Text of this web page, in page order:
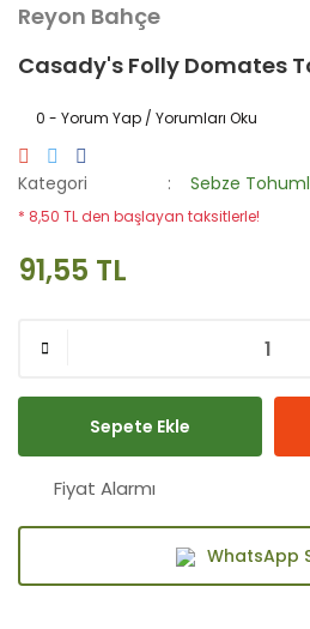
Reyon Bahçe
Casady's Folly Domates
0 - Yorum Yap / Yorumları Oku
Kategori Sebze
* 8,50 TL den başlayan taksitlerle!
91,55 TL
Sepete Ekle
Fiyat Alarmı
WhatsApp